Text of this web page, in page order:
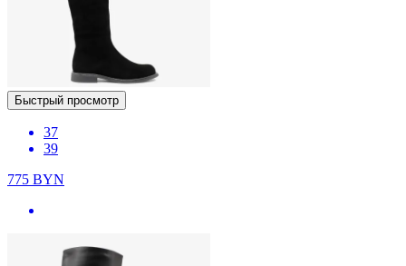
Быстрый просмотр
37
39
775 BYN